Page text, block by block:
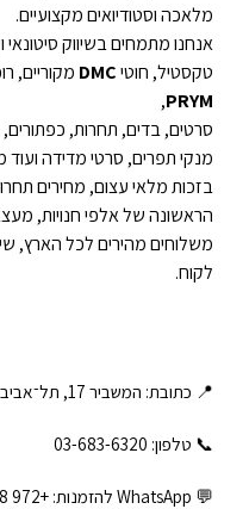
מלאכה וסטודיואים מקצועיים.
אנחנו מתמחים בשיווק סיטונאי
טקסטיל, חוטיDMC מקוריים,
PRYM
,
סרטים, בדים, תחרות, כפתורים,
מנקי תפרים, סרטי מדידה ועוד
בזכות מלאי עצום, מחירים
הראשונה של אלפי חנויות,
משלוחים מהירים לכל הארץ,
לקוח.
📍 כתובת: המשביר 17, תל־אביב יפו
📞 טלפון: ‎03-683-6320
💬 WhatsApp להזמנות: +972 55-247-3338